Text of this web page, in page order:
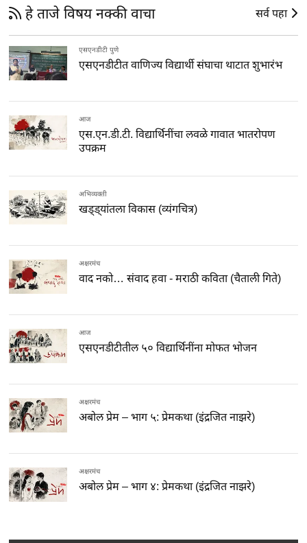
हे ताजे विषय नक्की वाचा सर्व पहा
एसएनडीटी पुणे
एसएनडीटीत वाणिज्य विद्यार्थी संघाचा थाटात शुभारंभ
आज
एस.एन.डी.टी. विद्यार्थिनींचा लवळे गावात भातरोपण
उपक्रम
अभिव्यक्ती
खड्ड्यांतला विकास (व्यंगचित्र)
अक्षरमंच
वाद नको… संवाद हवा - मराठी कविता (चैताली गिते)
आज
एसएनडीटीतील ५० विद्यार्थिनींना मोफत भोजन
अक्षरमंच
अबोल प्रेम – भाग ५: प्रेमकथा (इंद्रजित नाझरे)
अक्षरमंच
अबोल प्रेम – भाग ४: प्रेमकथा (इंद्रजित नाझरे)